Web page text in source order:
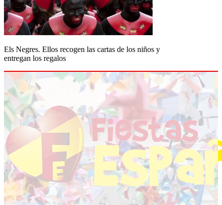
Els Negres. Ellos recogen las cartas de los niños y
entregan los regalos